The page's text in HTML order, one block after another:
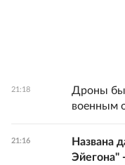
21:18
Дроны
военным
21:16
Названа
Эйегона"